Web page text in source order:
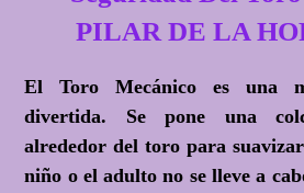
PILAR DE LA
El Toro Mecánico es una
divertida. Se pone una
alrededor del toro para
niño o el adulto no se lleve a